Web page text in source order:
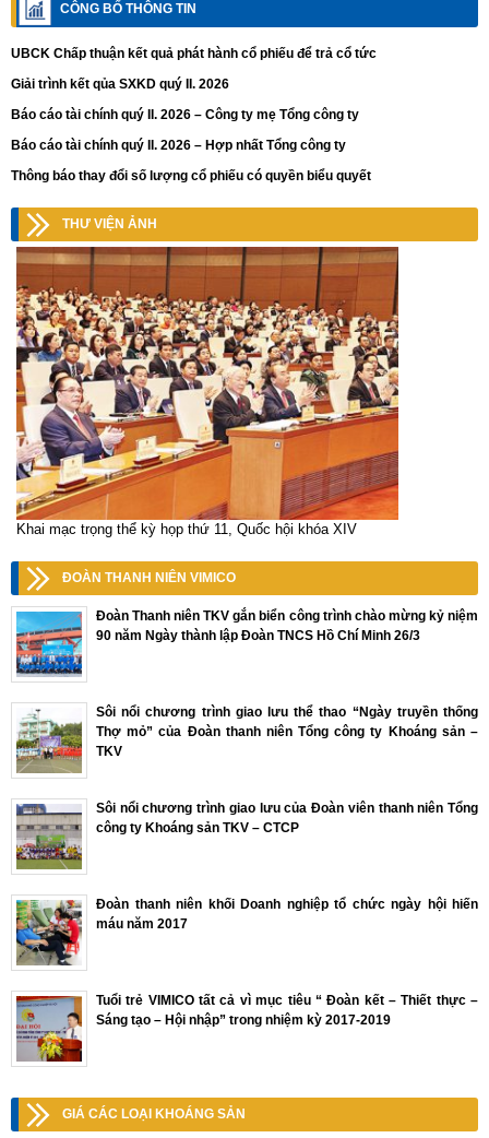
CÔNG BỐ THÔNG TIN
UBCK Chấp thuận kết quả phát hành cổ phiếu để trả cổ tức
Giải trình kết qủa SXKD quý II. 2026
Báo cáo tài chính quý II. 2026 – Công ty mẹ Tổng công ty
Báo cáo tài chính quý II. 2026 – Hợp nhất Tổng công ty
Thông báo thay đổi số lượng cổ phiếu có quyền biểu quyết
THƯ VIỆN ẢNH
Khai mạc trọng thể kỳ họp thứ 11, Quốc hội khóa XIV
ĐOÀN THANH NIÊN VIMICO
Đoàn Thanh niên TKV gắn biển công trình chào mừng kỷ niệm
90 năm Ngày thành lập Đoàn TNCS Hồ Chí Minh 26/3
Sôi nổi chương trình giao lưu thể thao “Ngày truyền thống
Thợ mỏ” của Đoàn thanh niên Tổng công ty Khoáng sản –
TKV
Sôi nổi chương trình giao lưu của Đoàn viên thanh niên Tổng
công ty Khoáng sản TKV – CTCP
Đoàn thanh niên khối Doanh nghiệp tổ chức ngày hội hiến
máu năm 2017
Tuổi trẻ VIMICO tất cả vì mục tiêu “ Đoàn kết – Thiết thực –
Sáng tạo – Hội nhập” trong nhiệm kỳ 2017-2019
GIÁ CÁC LOẠI KHOÁNG SẢN